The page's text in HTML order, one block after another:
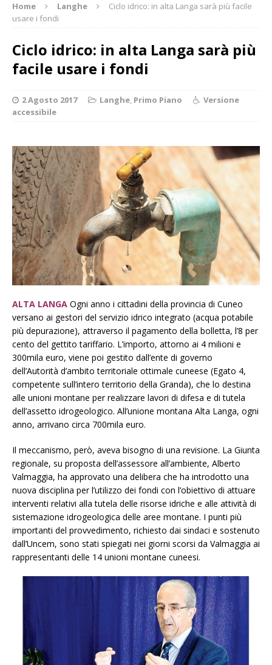
Home Langhe
Ciclo idrico: in alta Langa sarà più facile
usare i fondi
Ciclo idrico: in alta Langa sarà più
facile usare i fondi
2 Agosto 2017 Langhe, Primo Piano
Versione
accessibile
ALTA LANGA Ogni anno i cittadini della provincia di Cuneo
versano ai gestori del servizio idrico integrato (acqua potabile
più depurazione), attraverso il pagamento della bolletta, l’8 per
cento del gettito tariffario. L’importo, attorno ai 4 milioni e
300mila euro, viene poi gestito dall’ente di governo
dell’Autorità d’ambito territoriale ottimale cuneese (Egato 4,
competente sull’intero territorio della Granda), che lo destina
alle unioni montane per realizzare lavori di difesa e di tutela
dell’assetto idrogeologico. All’unione montana Alta Langa, ogni
anno, arrivano circa 700mila euro.
Il meccanismo, però, aveva bisogno di una revisione. La Giunta
regionale, su proposta dell’assessore all’ambiente, Alberto
Valmaggia, ha approvato una delibera che ha introdotto una
nuova disciplina per l’utilizzo dei fondi con l’obiettivo di attuare
interventi relativi alla tutela delle risorse idriche e alle attività di
sistemazione idrogeologica delle aree montane. I punti più
importanti del provvedimento, richiesto dai sindaci e sostenuto
dall’Uncem, sono stati spiegati nei giorni scorsi da Valmaggia ai
rappresentanti delle 14 unioni montane cuneesi.